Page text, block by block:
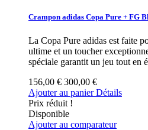
Crampon adidas Copa Pure + FG
La Copa Pure adidas est faite
ultime et un toucher
spéciale garantit un jeu tout en
156,00 € 300,00 €
Ajouter au panier Détails
Prix réduit !
Disponible
Ajouter au comparateur